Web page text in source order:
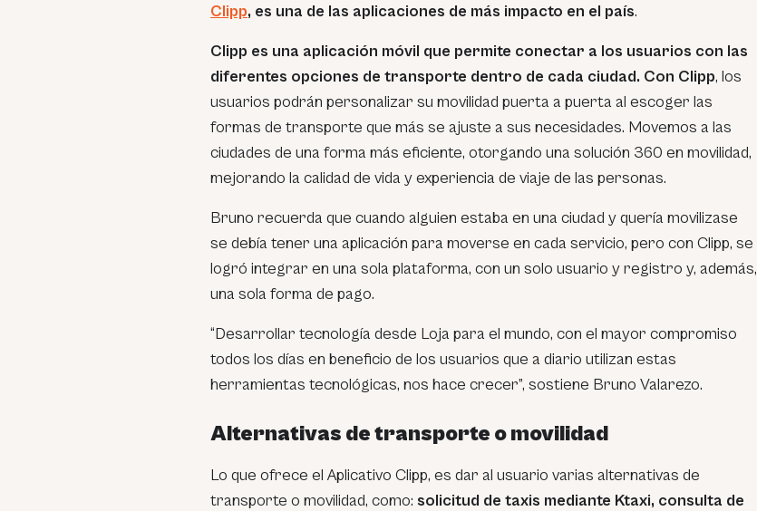
Clipp, es una de las aplicaciones de más impacto en el país.
Clipp es una aplicación móvil que permite conectar a los usuarios con las
diferentes opciones de transporte dentro de cada ciudad. Con Clipp, los
usuarios podrán personalizar su movilidad puerta a puerta al escoger las
formas de transporte que más se ajuste a sus necesidades. Movemos a las
ciudades de una forma más eficiente, otorgando una solución 360 en movilidad,
mejorando la calidad de vida y experiencia de viaje de las personas.
Bruno recuerda que cuando alguien estaba en una ciudad y quería movilizase
se debía tener una aplicación para moverse en cada servicio, pero con Clipp, se
logró integrar en una sola plataforma, con un solo usuario y registro y, además,
una sola forma de pago.
“Desarrollar tecnología desde Loja para el mundo, con el mayor compromiso
todos los días en beneficio de los usuarios que a diario utilizan estas
herramientas tecnológicas, nos hace crecer”, sostiene Bruno Valarezo.
Alternativas de transporte o movilidad
Lo que ofrece el Aplicativo Clipp, es dar al usuario varias alternativas de
transporte o movilidad, como: solicitud de taxis mediante Ktaxi, consulta de